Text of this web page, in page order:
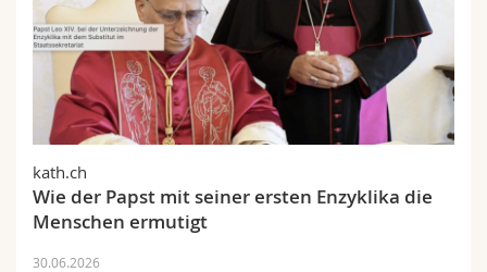
kath.ch
Wie der Papst mit seiner ersten Enzyklika die
Menschen ermutigt
30.06.2026